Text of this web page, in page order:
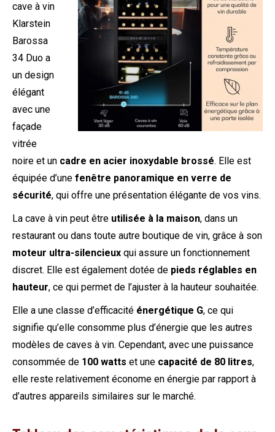
cave à vin
Klarstein
Barossa
34 Duo a
un design
élégant
avec une
façade
vitrée
noire et un cadre en acier inoxydable brossé. Elle est
équipée d’une fenêtre panoramique en verre de
sécurité, qui offre une présentation élégante de vos vins.
La cave à vin peut être utilisée à la maison, dans un
restaurant ou dans toute autre boutique de vin, grâce à son
moteur ultra-silencieux qui assure un fonctionnement
discret. Elle est également dotée de pieds réglables en
hauteur, ce qui permet de l’ajuster à la hauteur souhaitée.
Elle a une classe d’efficacité énergétique G, ce qui
signifie qu’elle consomme plus d’énergie que les autres
modèles de caves à vin. Cependant, avec une puissance
consommée de 100 watts et une capacité de 80 litres,
elle reste relativement économe en énergie par rapport à
d’autres appareils similaires sur le marché.